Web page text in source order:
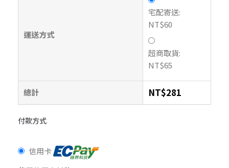
運送方式
宅配寄送:
NT$60
超商取貨:
NT$65
總計 NT$281
付款方式
信用卡